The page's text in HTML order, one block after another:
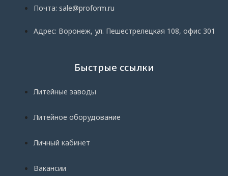
Почта: sale@proform.ru
Адрес: Воронеж, ул. Пешестрелецкая 108, офис 301
Быстрые ссылки
Литейные заводы
Литейное оборудование
Личный кабинет
Вакансии